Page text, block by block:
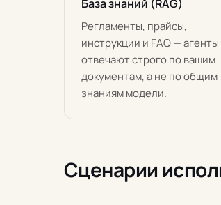
База знаний (RAG)
Регламенты, прайсы,
инструкции и FAQ — агенты
отвечают строго по вашим
документам, а не по общим
знаниям модели.
Сценарии